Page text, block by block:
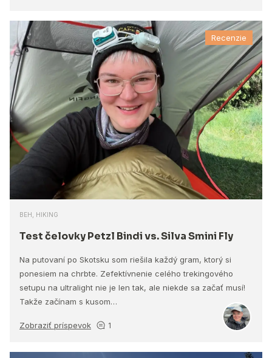
Recenzie
BEH, HIKING
Test čelovky Petzl Bindi vs. Silva Smini Fly
Na putovaní po Skotsku som riešila každý gram, ktorý si
ponesiem na chrbte. Zefektívnenie celého trekingového
setupu na ultralight nie je len tak, ale niekde sa začať musí!
Takže začínam s kusom…
Zobraziť príspevok 1